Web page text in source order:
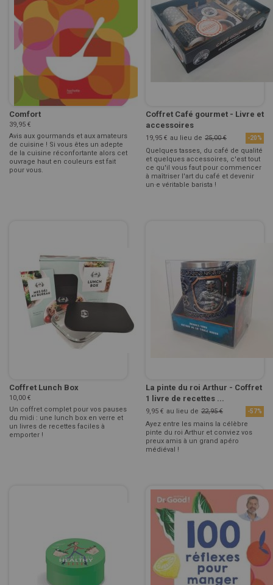
Comfort
39,95 €
Avis aux gourmands et aux amateurs
de cuisine ! Si vous êtes un adepte
de la cuisine réconfortante alors cet
ouvrage haut en couleurs est fait
pour vous.
Coffret Café gourmet - Livre et
accessoires
19,95 € au lieu de 25,00 € -20%
Quelques tasses, du café de qualité
et quelques accessoires, c'est tout
ce qu'il vous faut pour commencer
à maîtriser l'art du café et devenir
un·e véritable barista !
Coffret Lunch Box
10,00 €
Un coffret complet pour vos pauses
du midi : une lunch box en verre et
un livres de recettes faciles à
emporter !
La pinte du roi Arthur - Coffret
1 livre de recettes ...
9,95 € au lieu de 22,95 € -57%
Ayez entre les mains la célèbre
pinte du roi Arthur et conviez vos
preux amis à un grand apéro
médiéval !